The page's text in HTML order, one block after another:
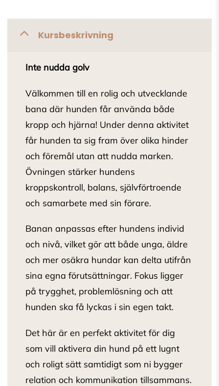
Kursbeskrivning
Inte nudda golv
Välkommen till en rolig och utvecklande
bana där hunden får använda både
kropp och hjärna! Under denna aktivitet
får hunden ta sig fram över olika hinder
och föremål utan att nudda marken.
Övningen stärker hundens
kroppskontroll, balans, självförtroende
och samarbete med sin förare.
Banan anpassas efter hundens individ
och nivå, vilket gör att både unga, äldre
och mer osäkra hundar kan delta utifrån
sina egna förutsättningar. Fokus ligger
på trygghet, problemlösning och att
hunden ska få lyckas i sin egen takt.
Det här är en perfekt aktivitet för dig
som vill aktivera din hund på ett lugnt
och roligt sätt samtidigt som ni bygger
relation och kommunikation tillsammans.